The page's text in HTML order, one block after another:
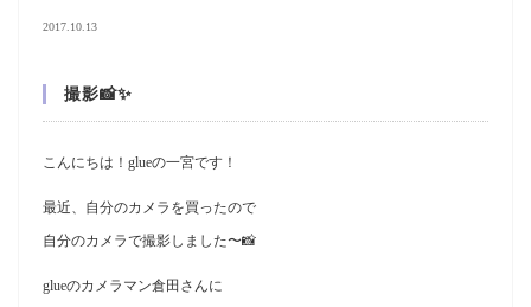
2017.10.13
撮影📸✨
こんにちは！glueの一宮です！
最近、自分のカメラを買ったので
自分のカメラで撮影しました〜📸
glueのカメラマン倉田さんに